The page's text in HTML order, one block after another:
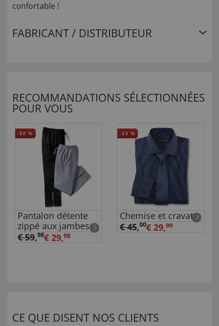
confortable !
FABRICANT / DISTRIBUTEUR
RECOMMANDATIONS SÉLECTIONNÉES
POUR VOUS
-50 %
Pantalon détente
zippé aux jambes
€ 59,98€ 29,98
-33 %
Chemise et cravate
€ 45,00€ 29,99
CE QUE DISENT NOS CLIENTS